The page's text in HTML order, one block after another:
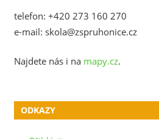
telefon: +420 273 160 270
e-mail: skola@zspruhonice.cz
Najdete nás i na mapy.cz.
ODKAZY